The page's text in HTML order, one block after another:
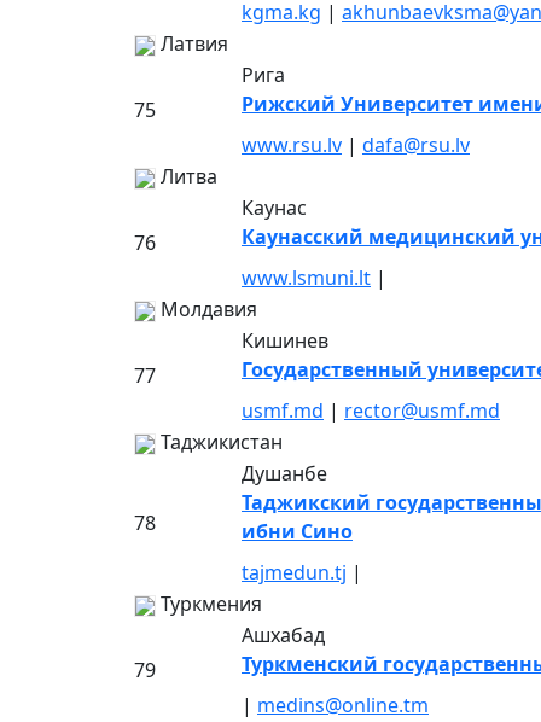
kgma.kg |
Латвия
75
Рига
Рижский Университет
www.rsu.lv | dafa@rsu.lv
Литва
76
Каунас
Каунасский медицинский
www.lsmuni.lt |
Молдавия
77
Кишинев
Государственный
usmf.md | rector@usmf.md
Таджикистан
78
Душанбе
Таджикский
ибни Сино
tajmedun.tj |
Туркмения
79
Ашхабад
Туркменский
| medins@online.tm